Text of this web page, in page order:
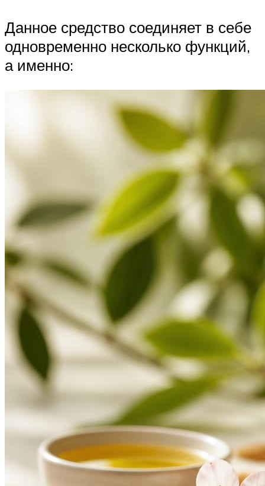
Данное средство соединяет в себе
одновременно несколько функций,
а именно: